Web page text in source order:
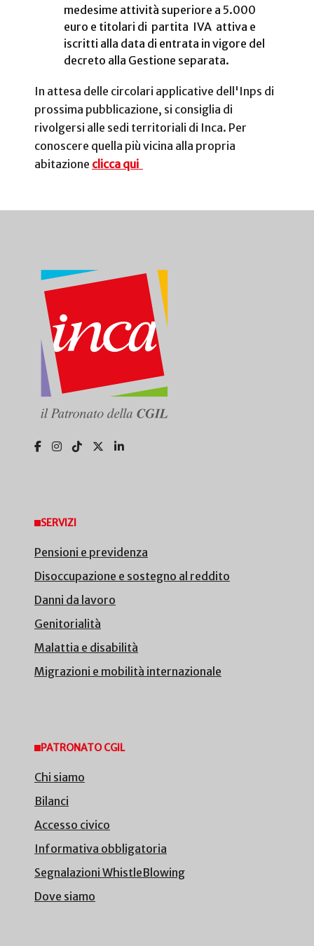
medesime attività superiore a 5.000
euro e titolari di partita IVA attiva e
iscritti alla data di entrata in vigore del
decreto alla Gestione separata.
In attesa delle circolari applicative dell'Inps di
prossima pubblicazione, si consiglia di
rivolgersi alle sedi territoriali di Inca. Per
conoscere quella più vicina alla propria
abitazione clicca qui
SERVIZI
Pensioni e previdenza
Disoccupazione e sostegno al reddito
Danni da lavoro
Genitorialità
Malattia e disabilità
Migrazioni e mobilità internazionale
PATRONATO CGIL
Chi siamo
Bilanci
Accesso civico
Informativa obbligatoria
Segnalazioni WhistleBlowing
Dove siamo